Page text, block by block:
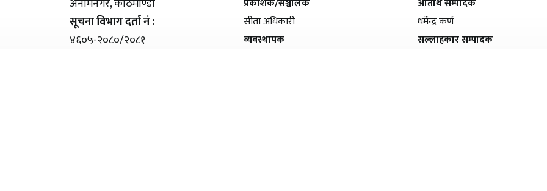
सूचना विभाग दर्ता नं :
४६०५-२०८०/२०८१
सीता अधिकारी
व्यवस्थापक
धर्मेन्द्र कर्ण
सल्लाहकार सम्पादक